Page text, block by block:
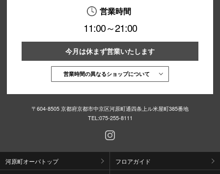
営業時間
11:00～21:00
今月は休まず営業いたします
営業時間の異なるショップについて
〒604-8505 京都府京都市中京区河原町通四条上ル米屋町385番地
TEL:075-255-8111
河原町オーパトップ フロアガイド